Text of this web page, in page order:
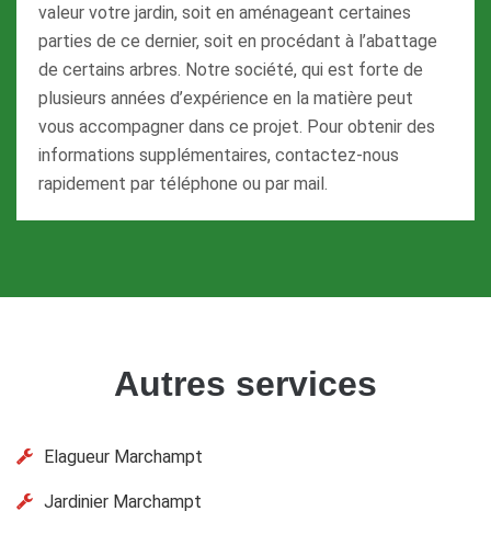
valeur votre jardin, soit en aménageant certaines
parties de ce dernier, soit en procédant à l’abattage
de certains arbres. Notre société, qui est forte de
plusieurs années d’expérience en la matière peut
vous accompagner dans ce projet. Pour obtenir des
informations supplémentaires, contactez-nous
rapidement par téléphone ou par mail.
Autres services
Elagueur Marchampt
Jardinier Marchampt